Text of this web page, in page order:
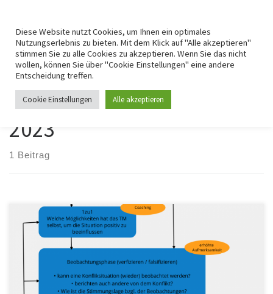
Startseite »2023 »Mai
Monatliche Archive:
2023
1 Beitrag
Zu Konflikten lässt sich eine umfangreiche psychologische und
soziologische Fachliteratur finden. Das Thema war, ist und wird
sein ein Kern des akademischen Diskurses. Wenn man das also
möchte, dann kann man sich in Gänze darin vertiefen und in die
Diese Website nutzt Cookies, um Ihnen ein optimales
Nutzungserlebnis zu bieten. Mit dem Klick auf "Alle akzeptieren"
stimmen Sie zu alle Cookies zu akzeptieren. Wenn Sie das nicht
wollen, können Sie über "Cookie Einstellungen" eine andere
Entscheidung treffen.
Cookie Einstellungen Alle akzeptieren